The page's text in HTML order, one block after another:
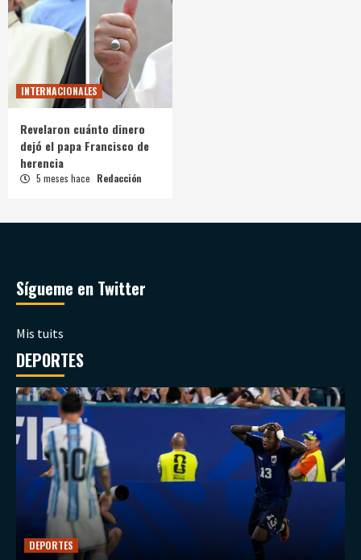
INTERNACIONALES
Revelaron cuánto dinero
dejó el papa Francisco de
herencia
5 meses hace Redacción
Sígueme en Twitter
Mis tuits
DEPORTES
DEPORTES